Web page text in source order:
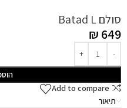
סולם Batad L
₪ 649
Add to compare
תיאור